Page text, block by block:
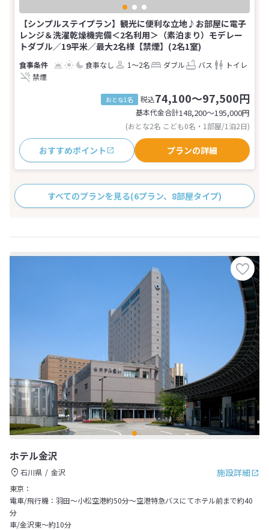
【シンプルステイプラン】観光に便利な立地♪お部屋に電子
レンジ＆洗濯乾燥機完備＜2名利用＞（素泊まり）モデレー
トダブル／19平米／最大2名様【禁煙】(2名1室)
食事なし 1～2名 ダブル バス
トイレ
禁煙
おとな1名 税込74,100～97,500円
基本代金合計148,200〜195,000円
(おとな2名 こども0名・1部屋/1泊2日)
おすすめポイント プランの詳細
すべてのプランを見る(6プラン、8部屋タイプ)
ホテル金沢
施設詳細
石川県
金沢
東京：
電車/飛行機：羽田～小松空港約50分～空港特急バスにてホテル前まで約40
分
車/金沢東～約10分